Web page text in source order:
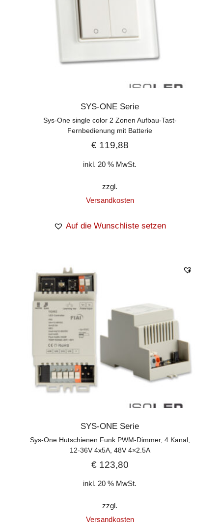
SYS-ONE Serie
Sys-One single color 2 Zonen Aufbau-Tast-
Fernbedienung mit Batterie
€119,88
inkl. 20 % MwSt.
zzgl.
Versandkosten
Auf die Wunschliste setzen
SYS-ONE Serie
Sys-One Hutschienen Funk PWM-Dimmer, 4 Kanal,
12-36V 4x5A, 48V 4×2.5A
€123,80
inkl. 20 % MwSt.
zzgl.
Versandkosten